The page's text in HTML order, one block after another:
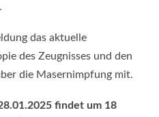
das aktuelle
des Zeugnisses und den
die Masernimpfung mit.
findet um 18